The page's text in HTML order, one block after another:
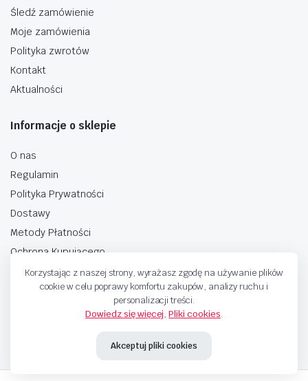
Śledź zamówienie
Moje zamówienia
Polityka zwrotów
Kontakt
Aktualności
Informacje o sklepie
O nas
Regulamin
Polityka Prywatności
Dostawy
Metody Płatności
Ochrona Kupującego
Korzystając z naszej strony, wyrażasz zgodę na używanie plików
cookie w celu poprawy komfortu zakupów, analizy ruchu i
personalizacji treści.
Dowiedz się więcej,Pliki cookies.
Akceptuj pliki cookies